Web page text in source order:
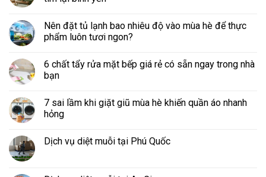
Nên đặt tủ lạnh bao nhiêu độ vào mùa hè để thực
phẩm luôn tươi ngon?
6 chất tẩy rửa mặt bếp giá rẻ có sẵn ngay trong nhà
bạn
7 sai lầm khi giặt giũ mùa hè khiến quần áo nhanh
hỏng
Dịch vụ diệt muỗi tại Phú Quốc